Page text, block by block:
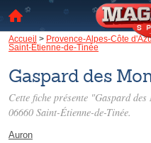
Accueil > Provence-Alpes-Côte
Saint-Étienne-de-Tinée
Gaspard des
Cette fiche présente "Gaspard
06660 Saint-Étienne-de-Tinée.
Auron